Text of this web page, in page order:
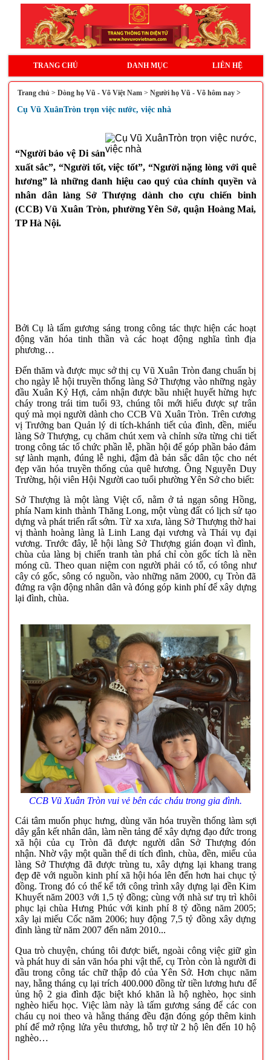
TRANG CHỦ DANH MỤC LIÊN HỆ
Trang chủ > Dòng họ Vũ - Võ Việt Nam> Người họ Vũ - Võ hôm nay >
Cụ Vũ XuânTròn trọn việc nước, việc nhà
“Người bảo vệ Di sản
xuất sắc”, “Người tốt, việc tốt”, “Người nặng lòng với quê
hương” là những danh hiệu cao quý của chính quyền và
nhân dân làng Sở Thượng dành cho cựu chiến binh
(CCB) Vũ Xuân Tròn, phường Yên Sở, quận Hoàng Mai,
TP Hà Nội.
Bởi Cụ là tấm gương sáng trong công tác thực hiện các hoạt
động văn hóa tinh thần và các hoạt động nghĩa tình địa
phương…
Đến thăm và được mục sở thị cụ Vũ Xuân Tròn đang chuẩn bị
cho ngày lễ hội truyền thống làng Sở Thượng vào những ngày
đầu Xuân Kỷ Hợi, cảm nhận được bầu nhiệt huyết hừng hực
cháy trong trái tim tuổi 93, chúng tôi mới hiểu được sự trân
quý mà mọi người dành cho CCB Vũ Xuân Tròn. Trên cương
vị Trưởng ban Quản lý di tích-khánh tiết của đình, đền, miếu
làng Sở Thượng, cụ chăm chút xem và chỉnh sửa từng chi tiết
trong công tác tổ chức phần lễ, phần hội để góp phần bảo đảm
sự lành mạnh, đúng lễ nghi, đậm đà bản sắc dân tộc cho nét
đẹp văn hóa truyền thống của quê hương. Ông Nguyễn Duy
Trường, hội viên Hội Người cao tuổi phường Yên Sở cho biết:
Sở Thượng là một làng Việt cổ, nằm ở tả ngạn sông Hồng,
phía Nam kinh thành Thăng Long, một vùng đất có lịch sử tạo
dựng và phát triển rất sớm. Từ xa xưa, làng Sở Thượng thờ hai
vị thành hoàng làng là Linh Lang đại vương và Thái vụ đại
vương. Trước đây, lễ hội làng Sở Thượng gián đoạn vì đình,
chùa của làng bị chiến tranh tàn phá chỉ còn gốc tích là nền
móng cũ. Theo quan niệm con người phải có tổ, có tông như
cây có gốc, sông có nguồn, vào những năm 2000, cụ Tròn đã
đứng ra vận động nhân dân và đóng góp kinh phí để xây dựng
lại đình, chùa.
CCB Vũ Xuân Tròn vui vẻ bên các cháu trong gia đình.
Cái tâm muốn phục hưng, dùng văn hóa truyền thống làm sợi
dây gắn kết nhân dân, làm nền tảng để xây dựng đạo đức trong
xã hội của cụ Tròn đã được người dân Sở Thượng đón
nhận. Nhờ vậy một quần thể di tích đình, chùa, đền, miếu của
làng Sở Thượng đã được trùng tu, xây dựng lại khang trang
đẹp đẽ với nguồn kinh phí xã hội hóa lên đến hơn hai chục tỷ
đồng. Trong đó có thể kể tới công trình xây dựng lại đền Kim
Khuyết năm 2003 với 1,5 tỷ đồng; cùng với nhà sư trụ trì khôi
phục lại chùa Hưng Phúc với kinh phí 8 tỷ đồng năm 2005;
xây lại miếu Cốc năm 2006; huy động 7,5 tỷ đồng xây dựng
đình làng từ năm 2007 đến năm 2010...
Qua trò chuyện, chúng tôi được biết, ngoài công việc giữ gìn
và phát huy di sản văn hóa phi vật thể, cụ Tròn còn là người đi
đầu trong công tác chữ thập đỏ của Yên Sở. Hơn chục năm
nay, hằng tháng cụ lại trích 400.000 đồng từ tiền lương hưu để
ủng hộ 2 gia đình đặc biệt khó khăn là hộ nghèo, học sinh
nghèo hiếu học. Việc làm này là tấm gương sáng để các con
cháu cụ noi theo và hằng tháng đều đặn đóng góp thêm kinh
phí để mở rộng lửa yêu thương, hỗ trợ từ 2 hộ lên đến 10 hộ
nghèo…